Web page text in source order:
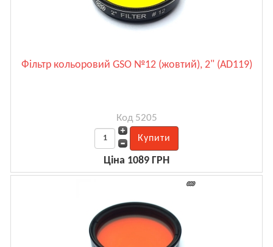
Фільтр кольоровий GSO №12 (жовтий), 2" (AD119)
Код 5205
Ціна 1089 ГРН